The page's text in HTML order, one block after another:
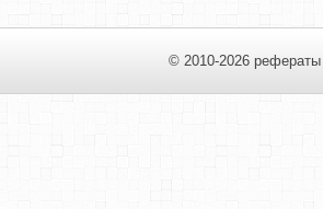
© 2010-2026 рефераты